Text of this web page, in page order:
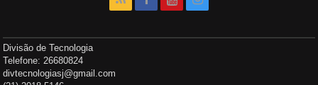
Divisão de Tecnologia
Telefone: 26680824
divtecnologiasj@gmail.com